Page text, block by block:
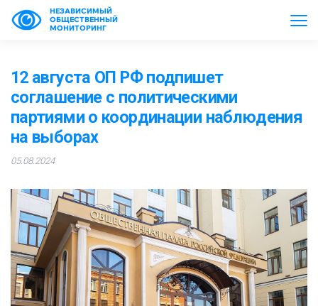
НЕЗАВИСИМЫЙ
ОБЩЕСТВЕННЫЙ
МОНИТОРИНГ
12 августа ОП РФ подпишет
соглашение с политическими
партиями о координации наблюдения
на выборах
05.08.2024